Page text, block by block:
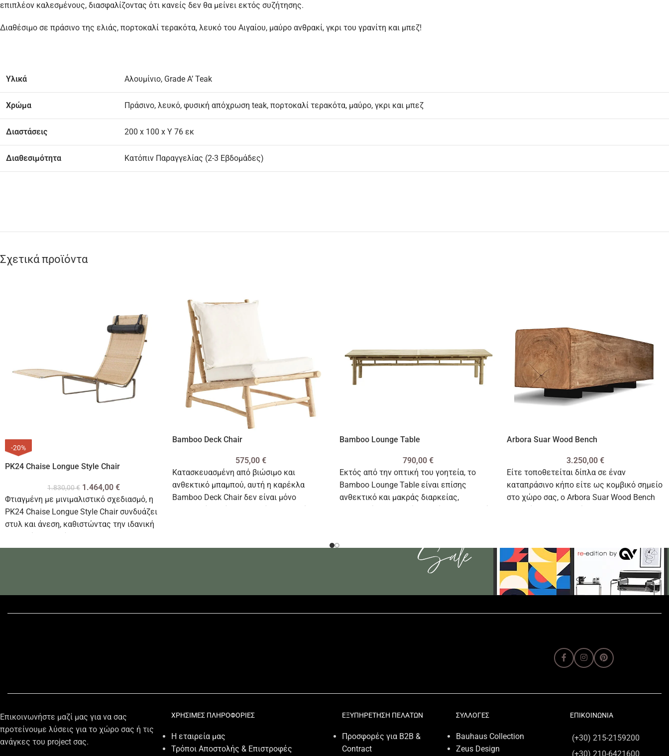
επιπλέον καλεσμένους, διασφαλίζοντας ότι κανείς δεν θα μείνει εκτός συζήτησης.
Διαθέσιμο σε πράσινο της ελιάς, πορτοκαλί τερακότα, λευκό του Αιγαίου, μαύρο ανθρακί, γκρι του γρανίτη και μπεζ!
Υλικά Αλουμίνιο, Grade A’ Teak
Χρώμα Πράσινο, λευκό, φυσική απόχρωση teak, πορτοκαλί τερακότα, μαύρο, γκρι και μπεζ
Διαστάσεις 200 x 100 x Υ 76 εκ
Διαθεσιμότητα Κατόπιν Παραγγελίας (2-3 Εβδομάδες)
Σχετικά προϊόντα
-20%
PK24 Chaise Longue Style Chair
1.830,00€ 1.464,00 €
Φτιαγμένη με μινιμαλιστικό σχεδιασμό, η
PK24 Chaise Longue Style Chair συνδυάζει
στυλ και άνεση, καθιστώντας την ιδανική
Bamboo Deck Chair
575,00 €
Κατασκευασμένη από βιώσιμο και
ανθεκτικό μπαμπού, αυτή η καρέκλα
Bamboo Deck Chair δεν είναι μόνο
Bamboo Lounge Table
790,00 €
Εκτός από την οπτική του γοητεία, το
Bamboo Lounge Table είναι επίσης
ανθεκτικό και μακράς διαρκείας,
Arbora Suar Wood Bench
3.250,00 €
Είτε τοποθετείται δίπλα σε έναν
καταπράσινο κήπο είτε ως κομβικό σημείο
στο χώρο σας, ο Arbora Suar Wood Bench
Επικοινωνήστε μαζί μας για να σας
προτείνουμε λύσεις για το χώρο σας ή τις
ανάγκες του project σας.
ΧΡΗΣΙΜΕΣ ΠΛΗΡΟΦΟΡΙΕΣ
Η εταιρεία μας
Τρόποι Αποστολής & Επιστροφές
ΕΞΥΠΗΡΕΤΗΣΗ ΠΕΛΑΤΩΝ
Προσφορές για B2B &
Contract
ΣΥΛΛΟΓΕΣ
Bauhaus Collection
Zeus Design
ΕΠΙΚΟΙΝΩΝΙΑ
(+30) 215-2159200
(+30) 210-6421600